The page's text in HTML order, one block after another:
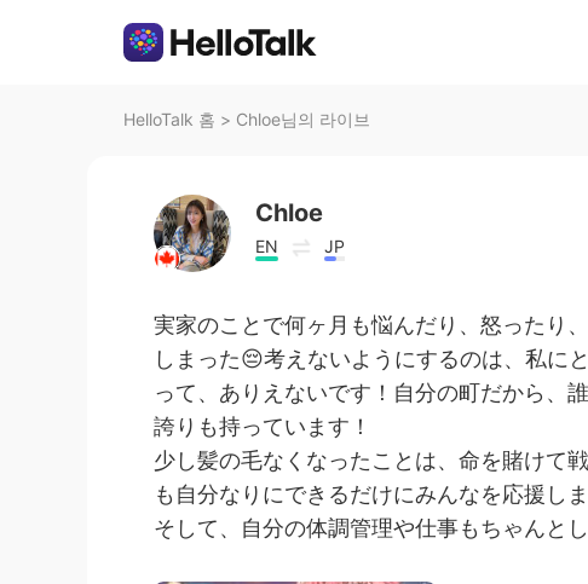
HelloTalk 홈 > Chloe님의 라이브
Chloe
EN JP
実家のことで何ヶ月も悩んだり、怒ったり
しまった😔考えないようにするのは、私にと
って、ありえないです！自分の町だから、
誇りも持っています！
少し髪の毛なくなったことは、命を賭けて
も自分なりにできるだけにみんなを応援しま
そして、自分の体調管理や仕事もちゃんと